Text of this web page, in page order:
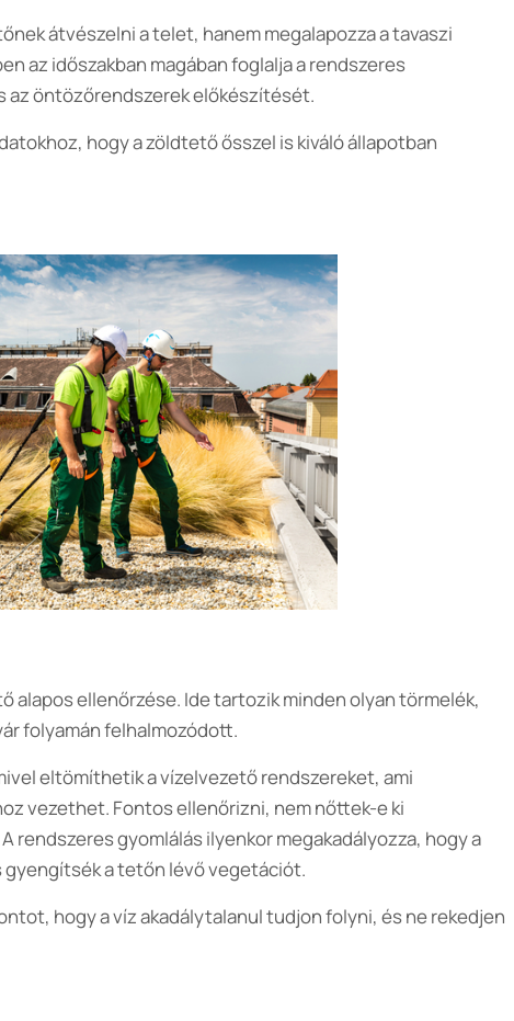
átvészelni a telet, hanem megalapozza a tavaszi
az időszakban magában foglalja a rendszeres
az öntözőrendszerek előkészítését.
hogy a zöldtető ősszel is kiváló állapotban
alapos ellenőrzése. Ide tartozik minden olyan törmelék,
folyamán felhalmozódott.
eltömíthetik a vízelvezető rendszereket, ami
vezethet. Fontos ellenőrizni, nem nőttek-e ki
rendszeres gyomlálás ilyenkor megakadályozza, hogy a
gyengítsék a tetőn lévő vegetációt.
hogy a víz akadálytalanul tudjon folyni, és ne rekedjen